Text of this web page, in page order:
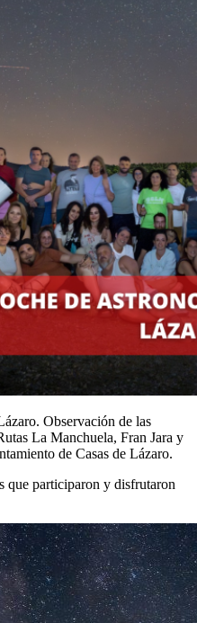
Observación de las
La Manchuela, Fran Jara y
de Casas de Lázaro.
que participaron y disfrutaron